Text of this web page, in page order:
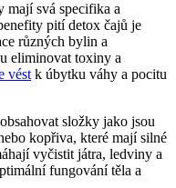
mají svá specifika a
pití detox ‍čajů je
různých bylin a
eliminovat⁢ toxiny a
⁢vést ⁣k úbytku váhy a ⁤pocitu
složky jako jsou
kopřiva, které‍ mají silné
‌vyčistit játra, ledviny a
fungování těla⁤ a